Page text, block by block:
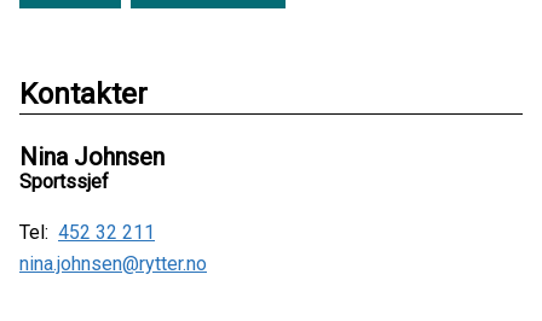
Kontakter
Nina Johnsen
Sportssjef
Tel: 452 32 211
nina.johnsen@rytter.no